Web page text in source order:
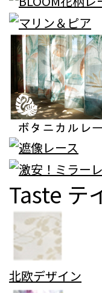
Taste テ
北欧デザイン